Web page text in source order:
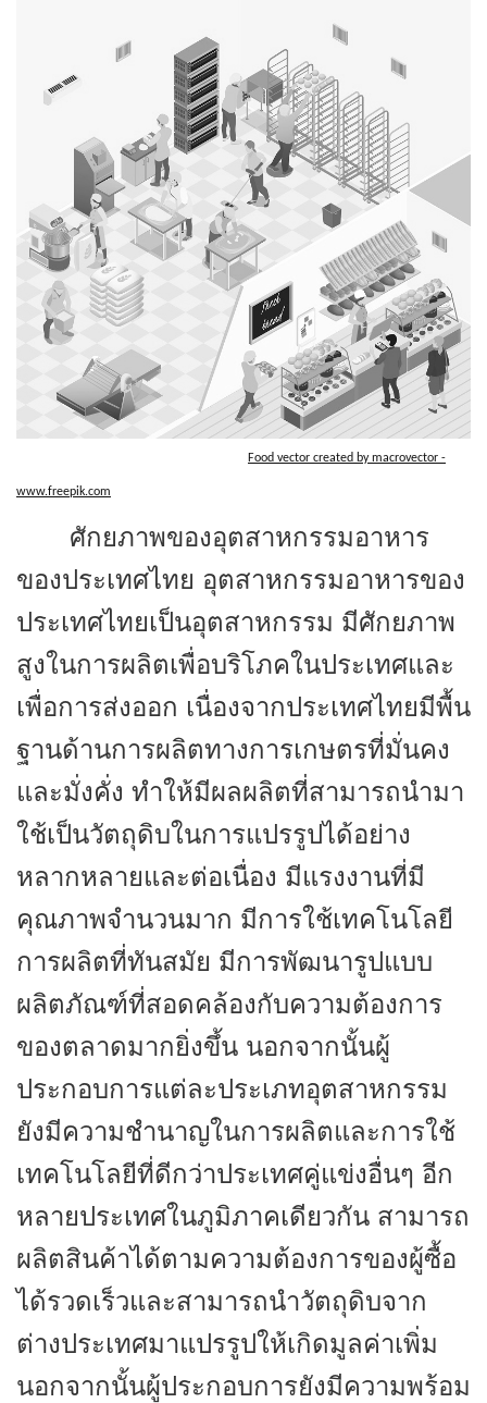
Food vector created by macrovector -
www.freepik.com
ศักยภาพของอุตสาหกรรมอาหาร
ของประเทศไทย อุตสาหกรรมอาหารของ
ประเทศไทยเป็นอุตสาหกรรม มีศักยภาพ
สูงในการผลิตเพื่อบริโภคในประเทศและ
เพื่อการส่งออก เนื่องจากประเทศไทยมีพื้น
ฐานด้านการผลิตทางการเกษตรที่มั่นคง
และมั่งคั่ง ทำให้มีผลผลิตที่สามารถนำมา
ใช้เป็นวัตถุดิบในการแปรรูปได้อย่าง
หลากหลายและต่อเนื่อง มีแรงงานที่มี
คุณภาพจำนวนมาก มีการใช้เทคโนโลยี
การผลิตที่ทันสมัย มีการพัฒนารูปแบบ
ผลิตภัณฑ์ที่สอดคล้องกับความต้องการ
ของตลาดมากยิ่งขึ้น นอกจากนั้นผู้
ประกอบการแต่ละประเภทอุตสาหกรรม
ยังมีความชำนาญในการผลิตและการใช้
เทคโนโลยีที่ดีกว่าประเทศคู่แข่งอื่นๆ อีก
หลายประเทศในภูมิภาคเดียวกัน สามารถ
ผลิตสินค้าได้ตามความต้องการของผู้ซื้อ
ได้รวดเร็วและสามารถนำวัตถุดิบจาก
ต่างประเทศมาแปรรูปให้เกิดมูลค่าเพิ่ม
นอกจากนั้นผู้ประกอบการยังมีความพร้อม